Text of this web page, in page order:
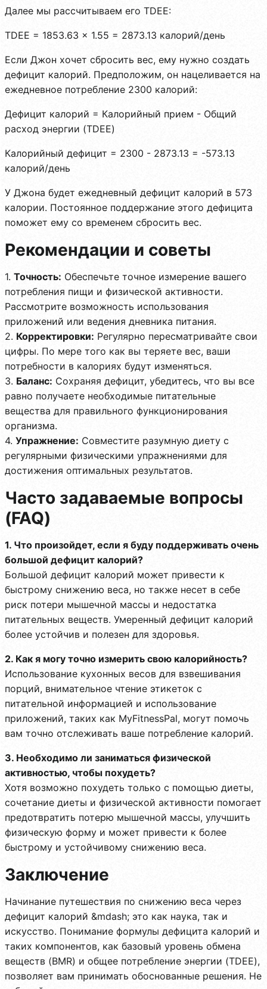
Далее мы рассчитываем его TDEE:
TDEE = 1853.63 x 1.55 = 2873.13 калорий/день
Если Джон хочет сбросить вес, ему нужно создать
дефицит калорий. Предположим, он нацеливается на
ежедневное потребление 2300 калорий:
Дефицит калорий = Калорийный прием - Общий
расход энергии (TDEE)
Калорийный дефицит = 2300 - 2873.13 = -573.13
калорий/день
У Джона будет ежедневный дефицит калорий в 573
калории. Постоянное поддержание этого дефицита
поможет ему со временем сбросить вес.
Рекомендации и советы
1. Точность: Обеспечьте точное измерение вашего
потребления пищи и физической активности.
Рассмотрите возможность использования
приложений или ведения дневника питания.
2. Корректировки: Регулярно пересматривайте свои
цифры. По мере того как вы теряете вес, ваши
потребности в калориях будут изменяться.
3. Баланс: Сохраняя дефицит, убедитесь, что вы все
равно получаете необходимые питательные
вещества для правильного функционирования
организма.
4. Упражнение: Совместите разумную диету с
регулярными физическими упражнениями для
достижения оптимальных результатов.
Часто задаваемые вопросы
(FAQ)
1. Что произойдет, если я буду поддерживать очень
большой дефицит калорий?
Большой дефицит калорий может привести к
быстрому снижению веса, но также несет в себе
риск потери мышечной массы и недостатка
питательных веществ. Умеренный дефицит калорий
более устойчив и полезен для здоровья.
2. Как я могу точно измерить свою калорийность?
Использование кухонных весов для взвешивания
порций, внимательное чтение этикеток с
питательной информацией и использование
приложений, таких как MyFitnessPal, могут помочь
вам точно отслеживать ваше потребление калорий.
3. Необходимо ли заниматься физической
активностью, чтобы похудеть?
Хотя возможно похудеть только с помощью диеты,
сочетание диеты и физической активности помогает
предотвратить потерю мышечной массы, улучшить
физическую форму и может привести к более
быстрому и устойчивому снижению веса.
Заключение
Начинание путешествия по снижению веса через
дефицит калорий &mdash; это как наука, так и
искусство. Понимание формулы дефицита калорий и
таких компонентов, как базовый уровень обмена
веществ (BMR) и общее потребление энергии (TDEE),
позволяет вам принимать обоснованные решения. Не